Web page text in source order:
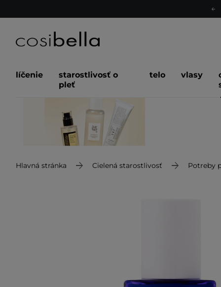
líčenie
starostlivosť o
pleť
telo vlasy
Hlavná stránka Cielená starostlivosť Potreby